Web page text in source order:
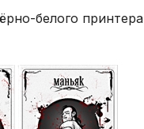
белого принтера